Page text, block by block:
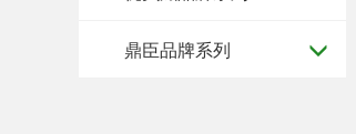
鼎臣品牌系列